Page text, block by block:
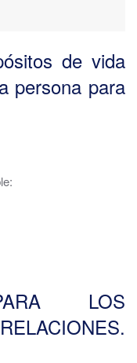
de vida
persona para
LOS